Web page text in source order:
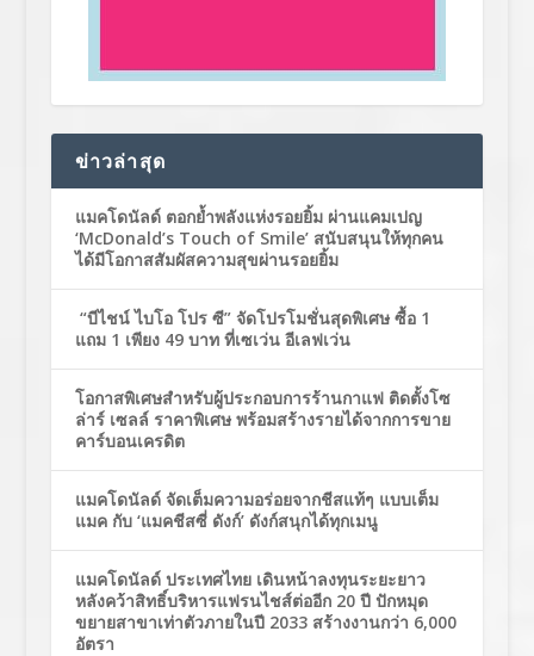
ข่าวล่าสุด
แมคโดนัลด์ ตอกย้ำพลังแห่งรอยยิ้ม ผ่านแคมเปญ
‘McDonald’s Touch of Smile’ สนับสนุนให้ทุกคน
ได้มีโอกาสสัมผัสความสุขผ่านรอยยิ้ม
“บีไชน์ ไบโอ โปร ซี” จัดโปรโมชั่นสุดพิเศษ ซื้อ 1
แถม 1 เพียง 49 บาท ที่เซเว่น อีเลฟเว่น
โอกาสพิเศษสำหรับผู้ประกอบการร้านกาแฟ ติดตั้งโซ
ล่าร์ เซลล์ ราคาพิเศษ พร้อมสร้างรายได้จากการขาย
คาร์บอนเครดิต
แมคโดนัลด์ จัดเต็มความอร่อยจากชีสแท้ๆ แบบเต็ม
แมค กับ ‘แมคชีสซี่ ดังก์’ ดังก์สนุกได้ทุกเมนู
แมคโดนัลด์ ประเทศไทย เดินหน้าลงทุนระยะยาว
หลังคว้าสิทธิ์บริหารแฟรนไชส์ต่ออีก 20 ปี ปักหมุด
ขยายสาขาเท่าตัวภายในปี 2033 สร้างงานกว่า 6,000
อัตรา